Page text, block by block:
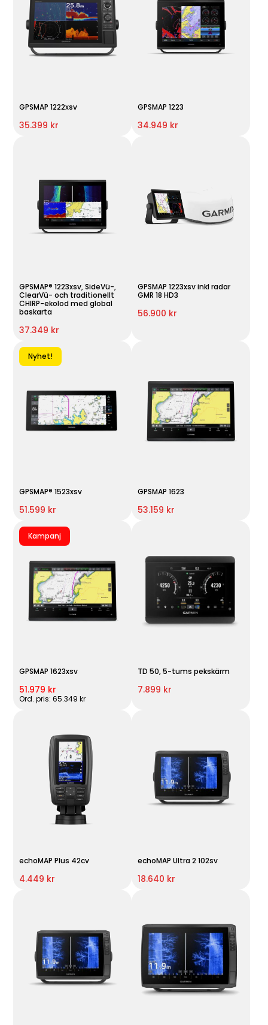
GPSMAP 1222xsv
35.399 kr
GPSMAP 1223
34.949 kr
GPSMAP® 1223xsv, SideVü-,
ClearVü- och traditionellt
CHIRP-ekolod med global
baskarta
37.349 kr
GPSMAP 1223xsv inkl radar
GMR 18 HD3
56.900 kr
Nyhet!
GPSMAP® 1523xsv
51.599 kr
GPSMAP 1623
53.159 kr
Kampanj
GPSMAP 1623xsv
51.979 kr
Ord. pris: 65.349 kr
TD 50, 5-tums pekskärm
7.899 kr
echoMAP Plus 42cv
4.449 kr
echoMAP Ultra 2 102sv
18.640 kr